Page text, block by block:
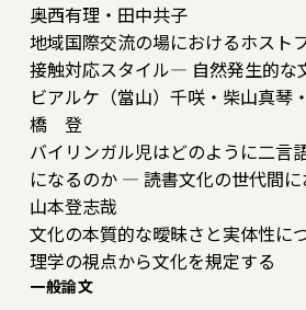
奥西有理・田中共子
地域国際交流の場におけるホスト
接触対応スタイル― 自然発生的な
ビアルケ（當山）千咲・柴山真琴
橋 登
バイリンガル児はどのように二言
になるのか ― 読書文化の世代間
山本登志哉
文化の本質的な曖昧さと実体性に
理学の視点から文化を規定する
一般論文